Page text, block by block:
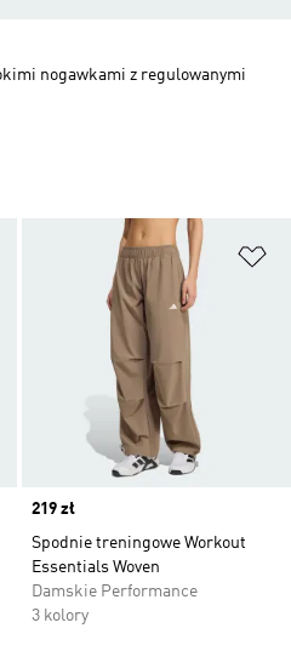
Dodaj do listy życzeń
Price
219 zł
Spodnie treningowe Workout
Essentials Woven
Damskie Performance
3 kolory
nogawkami z regulowanymi